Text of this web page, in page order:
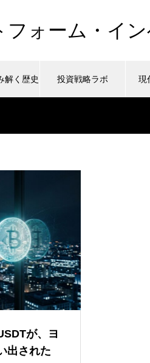
フォーム・イ
解く歴史 投資戦略ラボ 現
functions/menu.php
が、ヨ
出された